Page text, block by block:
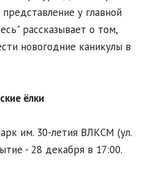
у главной
рассказывает о том,
новогодние каникулы в
ёлки
им. 30-летия ВЛКСМ (ул.
- 28 декабря в 17:00.